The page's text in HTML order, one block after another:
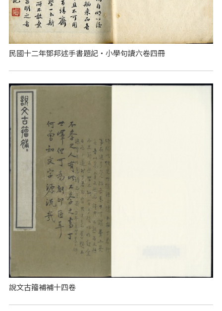
民國十二年鄧邦述手書題記‧小學句讀六卷四冊
說文古籀補補十四卷